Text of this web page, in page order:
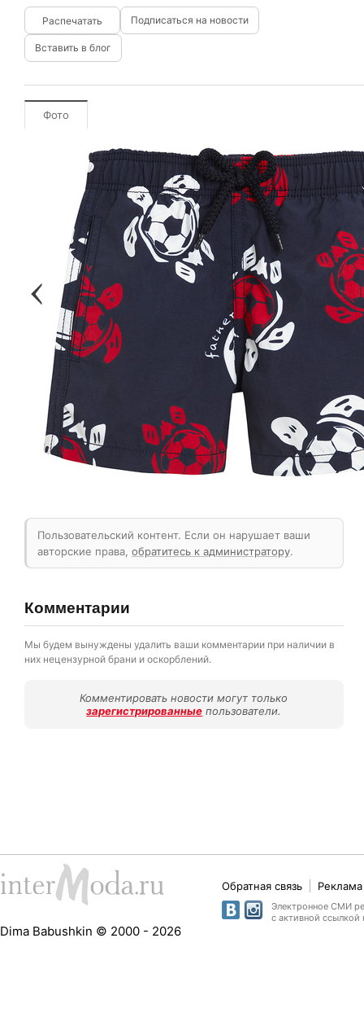
Подписаться на новости
Вставить в блог
Фото
Пользовательский контент. Если он нарушает ваши
авторские права, обратитесь к администратору.
Комментарии
Мы будем вынуждены удалить ваши комментарии при наличии в
них нецензурной брани и оскорблений.
Комментировать новости могут только
зарегистрированные пользователи.
Dima Babushkin © 2000 - 2026
Обратная связь
Электронное СМИ
с активной ссылкой